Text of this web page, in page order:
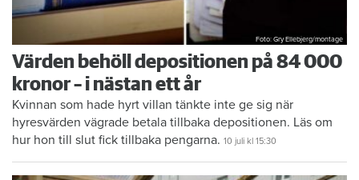
Foto: Gry Ellebjerg/montage
Värden behöll depositionen på 84 000
kronor – i nästan ett år
Kvinnan som hade hyrt villan tänkte inte ge sig när
hyresvärden vägrade betala tillbaka depositionen. Läs om
hur hon till slut fick tillbaka pengarna. 10 juli kl 15:30